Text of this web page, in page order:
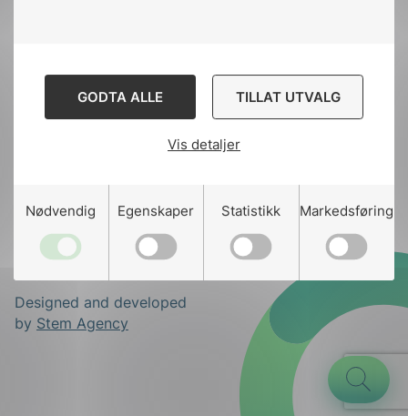
GODTA ALLE TILLAT UTVALG
Vis detaljer
Nødvendig Egenskaper Statistikk Markedsføring
Kontakt oss
nek@nek.no
Bruk av Cookies
Designed and developed
by Stem Agency